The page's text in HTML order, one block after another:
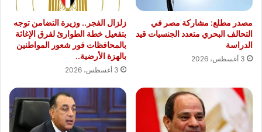
مصدر مطلع: مشاركة مصر في
التحالف البحري متعدد الجنسيات قيد
الدراسة
3 أغسطس، 2026
زلزال الفجر.. وزيرة التضامن توجه
بتفعيل خطة الطوارئ لفرق الإغاثة
بالمحافظات فور شعور المواطنين
بالهزة الأرضية..
3 أغسطس، 2026